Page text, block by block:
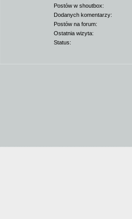
Postów w shoutbox:
Dodanych komentarzy:
Postów na forum:
Ostatnia wizyta:
Status: